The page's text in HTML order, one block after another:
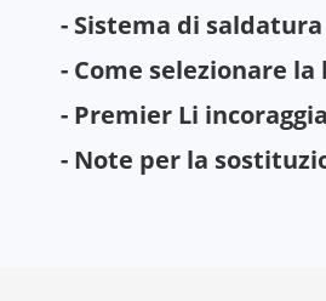
- Sistema di
- Come selezionare
- Premier Li
- Note per la